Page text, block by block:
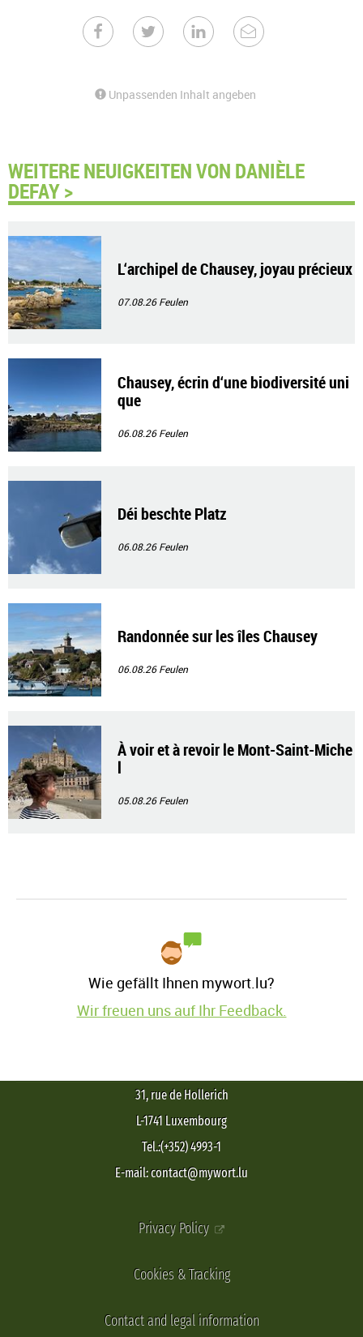
Unpassenden Inhalt angeben
WEITERE NEUIGKEITEN VON DANIÈLE
DEFAY >
L‘archipel de Chausey, joyau précieux
07.08.26Feulen
Chausey, écrin d‘une biodiversité uni
que
06.08.26Feulen
Déi beschte Platz
06.08.26Feulen
Randonnée sur les îles Chausey
06.08.26Feulen
À voir et à revoir le Mont-Saint-Miche
l
05.08.26Feulen
Wie gefällt Ihnen mywort.lu?
Wir freuen uns auf Ihr Feedback.
31, rue de Hollerich
L-1741 Luxembourg
Tel.:(+352) 4993-1
E-mail: contact@mywort.lu
Privacy Policy
Cookies & Tracking
Contact and legal information